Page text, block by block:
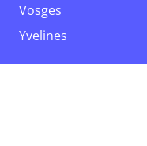
Vosges
Yvelines